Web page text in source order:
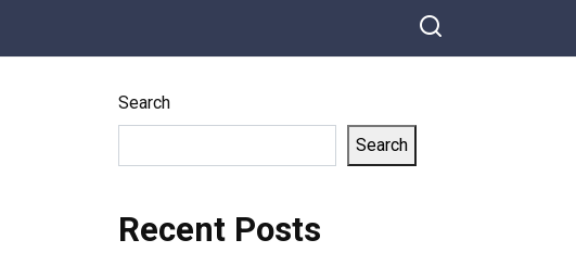
Search
Search
Recent Posts